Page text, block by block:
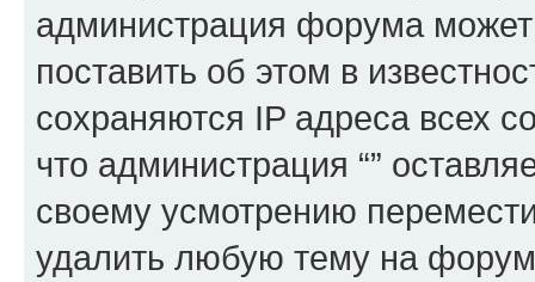
администрация форума
поставить об этом в
сохраняются IP адреса всех
что администрация “”
своему усмотрению
удалить любую тему на